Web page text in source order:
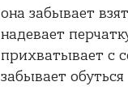
она забывает
надевает
прихватывает с
забывает обуться